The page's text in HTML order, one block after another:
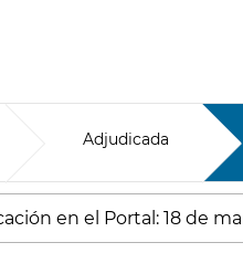
Adjudicada
en el Portal: 18 de